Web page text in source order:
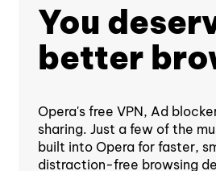
You
better
Opera's free VPN, Ad
sharing. Just a few of the
built into Opera for faster,
distraction-free browsing